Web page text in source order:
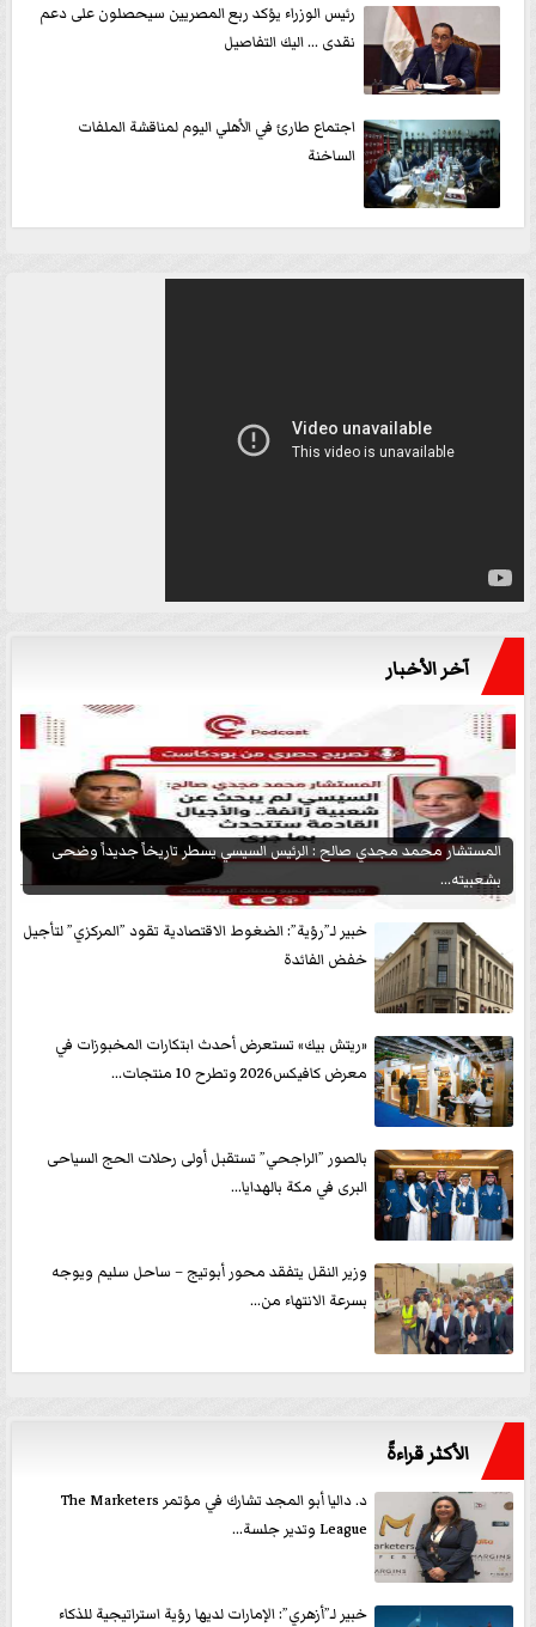
رئيس الوزراء يؤكد ربع المصريين سيحصلون على دعم
نقدى ... اليك التفاصيل
اجتماع طارئ في الأهلي اليوم لمناقشة الملفات
الساخنة
آخر الأخبار
المستشار محمد مجدي صالح : الرئيس السيسي يسطر تاريخاً جديداً وضحى
بشعبيته...
خبير لـ”رؤية”: الضغوط الاقتصادية تقود ”المركزي” لتأجيل
خفض الفائدة
«ريتش بيك» تستعرض أحدث ابتكارات المخبوزات في
معرض كافيكس2026 وتطرح 10 منتجات...
بالصور ”الراجحي” تستقبل أولى رحلات الحج السياحى
البرى في مكة بالهدايا...
وزير النقل يتفقد محور أبوتيج – ساحل سليم ويوجه
بسرعة الانتهاء من...
الأكثر قراءةً
د. داليا أبو المجد تشارك في مؤتمر The Marketers
League وتدير جلسة...
خبير لـ”أزهري”: الإمارات لديها رؤية استراتيجية للذكاء